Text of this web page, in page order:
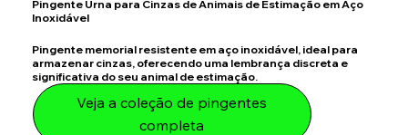
Pingente Urna para Cinzas de Animais de Estimação em Aço
Inoxidável
Pingente memorial resistente em aço inoxidável, ideal para
armazenar cinzas, oferecendo uma lembrança discreta e
significativa do seu animal de estimação.
Veja a coleção de pingentes
completa